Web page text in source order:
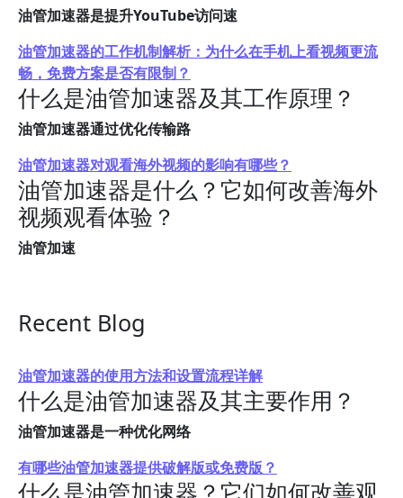
油管加速器是提升YouTube访问速
油管加速器的工作机制解析：为什么在手机上看视频更流
畅，免费方案是否有限制？
什么是油管加速器及其工作原理？
油管加速器通过优化传输路
油管加速器对观看海外视频的影响有哪些？
油管加速器是什么？它如何改善海外
视频观看体验？
油管加速
Recent Blog
油管加速器的使用方法和设置流程详解
什么是油管加速器及其主要作用？
油管加速器是一种优化网络
有哪些油管加速器提供破解版或免费版？
什么是油管加速器？它们如何改善观